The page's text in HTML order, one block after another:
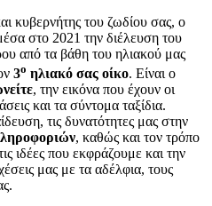
κυβερνήτης του ζωδίου σας, ο
στο 2021 την διέλευση του
από τα βάθη του ηλιακού μας
3ο ηλιακό σας οίκο. Είναι ο
, την εικόνα που έχουν οι
και τα σύντομα ταξίδια.
τις δυνατότητες μας στην
, καθώς και τον τρόπο
ιδέες που εκφράζουμε και την
μας με τα αδέλφια, τους